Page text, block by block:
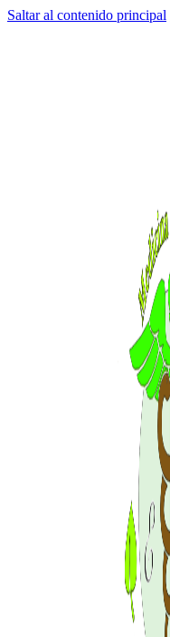
Saltar al contenido principal